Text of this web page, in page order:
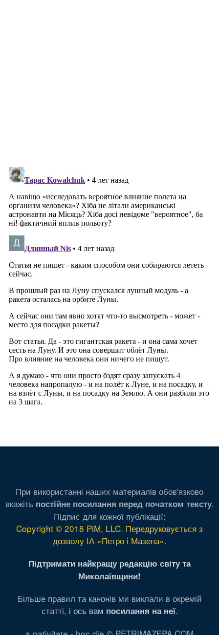
При використанні наших материалів обов'язково
вкажіть постійне посилання перед початком тексту.
Підпис для кожної публікації:
Copyright © 2018 PiM, LLC. Передруковується з
дозволу ІА «Петро і Мазепа».
Підтримати найкращу редакцію світу та
Миколаївщини!
Більше правил та канонів ми виклали в окремій
статті, і ось вам посилання на неї.